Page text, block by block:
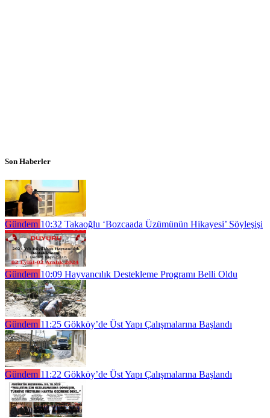
Son Haberler
Gündem 10:32 Takaoğlu ‘Bozcaada Üzümünün Hikayesi’ Söyleşişi
Gündem 10:09 Hayvancılık Destekleme Programı Belli Oldu
Gündem 11:25 Gökköy’de Üst Yapı Çalışmalarına Başlandı
Gündem 11:22 Gökköy’de Üst Yapı Çalışmalarına Başlandı